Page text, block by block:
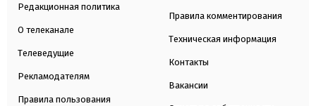
Редакционная политика
О телеканале
Телеведущие
Рекламодателям
Правила пользования
Правила комментирования
Техническая информация
Контакты
Вакансии